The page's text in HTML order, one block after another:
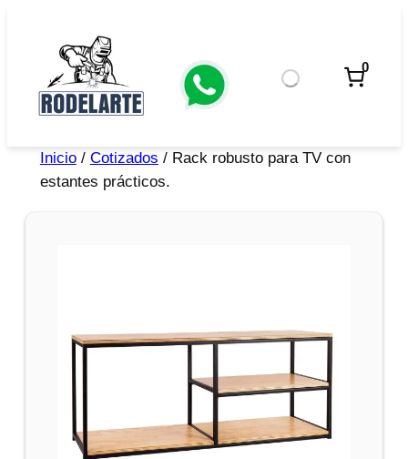
0
Inicio/ Cotizados / Rack robusto para TV con
estantes prácticos.